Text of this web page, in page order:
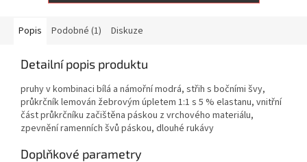
Popis Podobné (1) Diskuze
Detailní popis produktu
pruhy v kombinaci bílá a námořní modrá, střih s bočními švy,
průkrčník lemován žebrovým úpletem 1:1 s 5 % elastanu, vnitřní
část průkrčníku začištěna páskou z vrchového materiálu,
zpevnění ramenních švů páskou, dlouhé rukávy
Doplňkové parametry